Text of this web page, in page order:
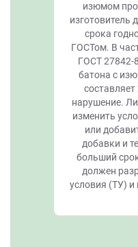
изюмом
изготовитель
срока
ГОСТом. В
ГОСТ 27842-
батона с
составляет
нарушение.
изменить
или
добавки и
больший
должен
условия (ТУ) и